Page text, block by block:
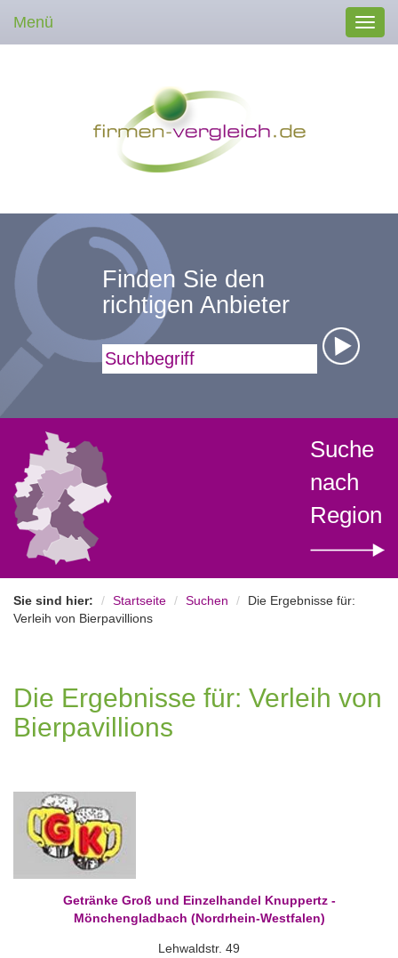
Menü
Finden Sie den
richtigen Anbieter
Suchbegriff
Suche
nach
Region
Sie sind hier: Startseite Suchen
Die Ergebnisse für:
Verleih von Bierpavillions
Die Ergebnisse für: Verleih von
Bierpavillions
Getränke Groß und Einzelhandel Knuppertz -
Mönchengladbach (Nordrhein-Westfalen)
Lehwaldstr. 49